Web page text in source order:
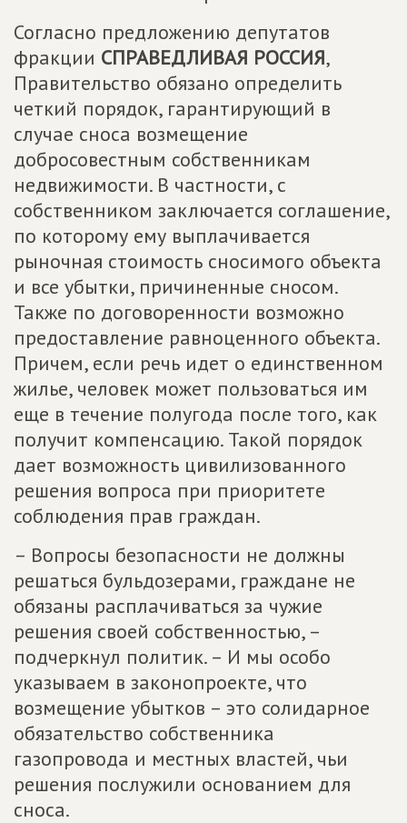
Согласно предложению депутатов
фракции СПРАВЕДЛИВАЯ РОССИЯ,
Правительство обязано определить
четкий порядок, гарантирующий в
случае сноса возмещение
добросовестным собственникам
недвижимости. В частности, с
собственником заключается соглашение,
по которому ему выплачивается
рыночная стоимость сносимого объекта
и все убытки, причиненные сносом.
Также по договоренности возможно
предоставление равноценного объекта.
Причем, если речь идет о единственном
жилье, человек может пользоваться им
еще в течение полугода после того, как
получит компенсацию. Такой порядок
дает возможность цивилизованного
решения вопроса при приоритете
соблюдения прав граждан.
– Вопросы безопасности не должны
решаться бульдозерами, граждане не
обязаны расплачиваться за чужие
решения своей собственностью, –
подчеркнул политик. – И мы особо
указываем в законопроекте, что
возмещение убытков – это солидарное
обязательство собственника
газопровода и местных властей, чьи
решения послужили основанием для
сноса.